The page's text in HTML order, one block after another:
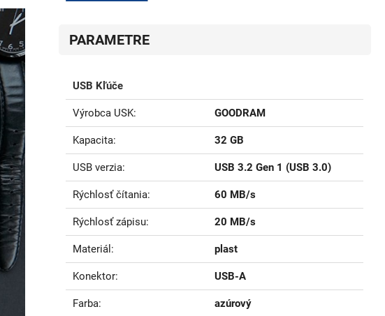
PARAMETRE
USB Kľúče
Výrobca USK GOODRAM
Kapacita 32 GB
USB verzia USB 3.2 Gen 1 (USB 3.0)
Rýchlosť čítania 60 MB/s
Rýchlosť zápisu 20 MB/s
Materiál plast
Konektor USB-A
Farba azúrový